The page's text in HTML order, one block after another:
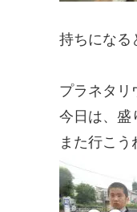
持ちになる
プラネタリ
今日は、盛
また行こう